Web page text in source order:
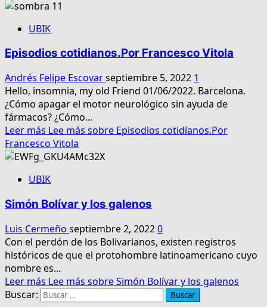
UBIK
Episodios cotidianos.Por Francesco Vitola
Andrés Felipe Escovarseptiembre 5, 2022 1
Hello, insomnia, my old Friend 01/06/2022. Barcelona.
¿Cómo apagar el motor neurológico sin ayuda de
fármacos? ¿Cómo...
Leer más Lee más sobre Episodios cotidianos.Por
Francesco Vitola
UBIK
Simón Bolívar y los galenos
Luis Cermeño septiembre 2, 20220
Con el perdón de los Bolivarianos, existen registros
históricos de que el protohombre latinoamericano cuyo
nombre es...
Leer más Lee más sobre Simón Bolívar y los galenos
Buscar: